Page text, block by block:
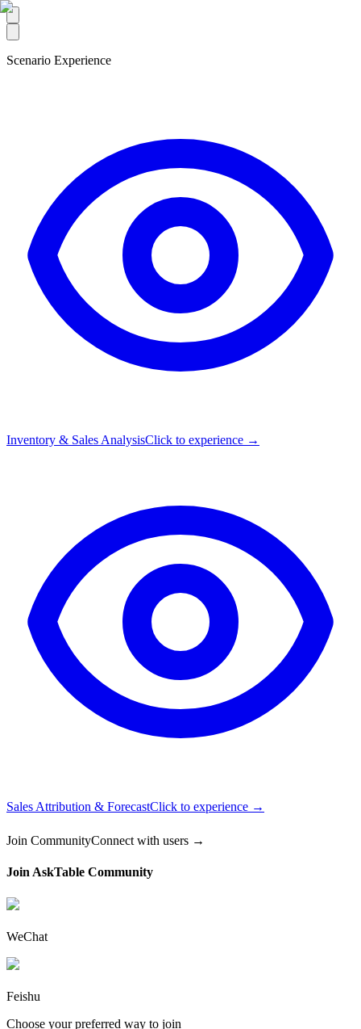
Scenario Experience
Inventory & Sales AnalysisClick to experience →
Sales Attribution & ForecastClick to experience →
Join CommunityConnect with users →
Join AskTable Community
WeChat
Feishu
Choose your preferred way to join